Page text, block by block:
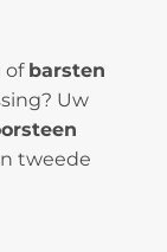
of barsten
Uw
tweede